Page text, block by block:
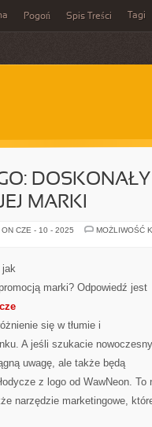
Pogoń Spis Treści Tagi
MARKI
CZE - 10 - 2025
MOŻLIWOŚĆ
jak
marki? Odpowiedź jest
się w tłumie i
A jeśli szukacie
uwagę, ale także będą
z logo od WawNeon. To
narzędzie marketingowe,